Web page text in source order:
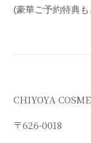
(豪華ご予約特典
CHIYOYA
〒626-0018